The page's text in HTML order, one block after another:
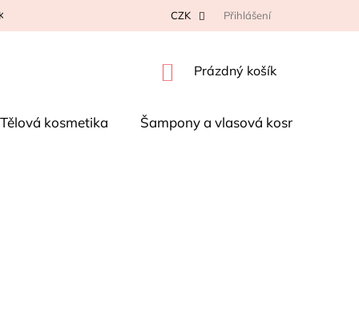
NA REKLAMACI KONTAKTY OBCHODNÍ PODMÍNKY
CZK Přihlášení
NÁKUPNÍ
Prázdný košík
Tělová kosmetika Šampony a vlasová kosmetika